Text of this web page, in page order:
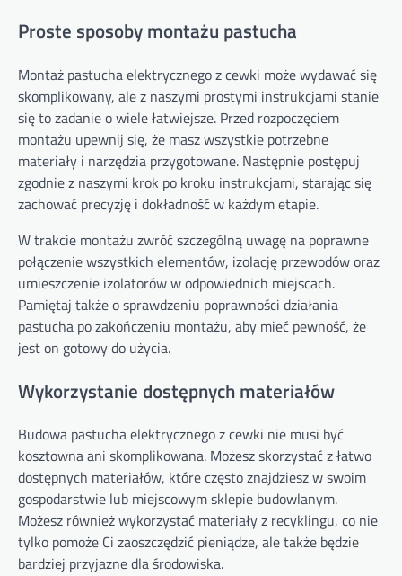
Proste sposoby montażu pastucha
Montaż pastucha elektrycznego z cewki może wydawać się
skomplikowany, ale z naszymi prostymi instrukcjami stanie
się to zadanie o wiele łatwiejsze. Przed rozpoczęciem
montażu upewnij się, że masz wszystkie potrzebne
materiały i narzędzia przygotowane. Następnie postępuj
zgodnie z naszymi krok po kroku instrukcjami, starając się
zachować precyzję i dokładność w każdym etapie.
W trakcie montażu zwróć szczególną uwagę na poprawne
połączenie wszystkich elementów, izolację przewodów oraz
umieszczenie izolatorów w odpowiednich miejscach.
Pamiętaj także o sprawdzeniu poprawności działania
pastucha po zakończeniu montażu, aby mieć pewność, że
jest on gotowy do użycia.
Wykorzystanie dostępnych materiałów
Budowa pastucha elektrycznego z cewki nie musi być
kosztowna ani skomplikowana. Możesz skorzystać z łatwo
dostępnych materiałów, które często znajdziesz w swoim
gospodarstwie lub miejscowym sklepie budowlanym.
Możesz również wykorzystać materiały z recyklingu, co nie
tylko pomoże Ci zaoszczędzić pieniądze, ale także będzie
bardziej przyjazne dla środowiska.